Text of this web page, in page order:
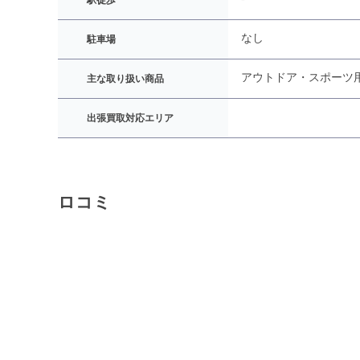
駐車場 なし
主な取り扱い商品 アウトドア・スポーツ
出張買取対応エリア
ロコミ